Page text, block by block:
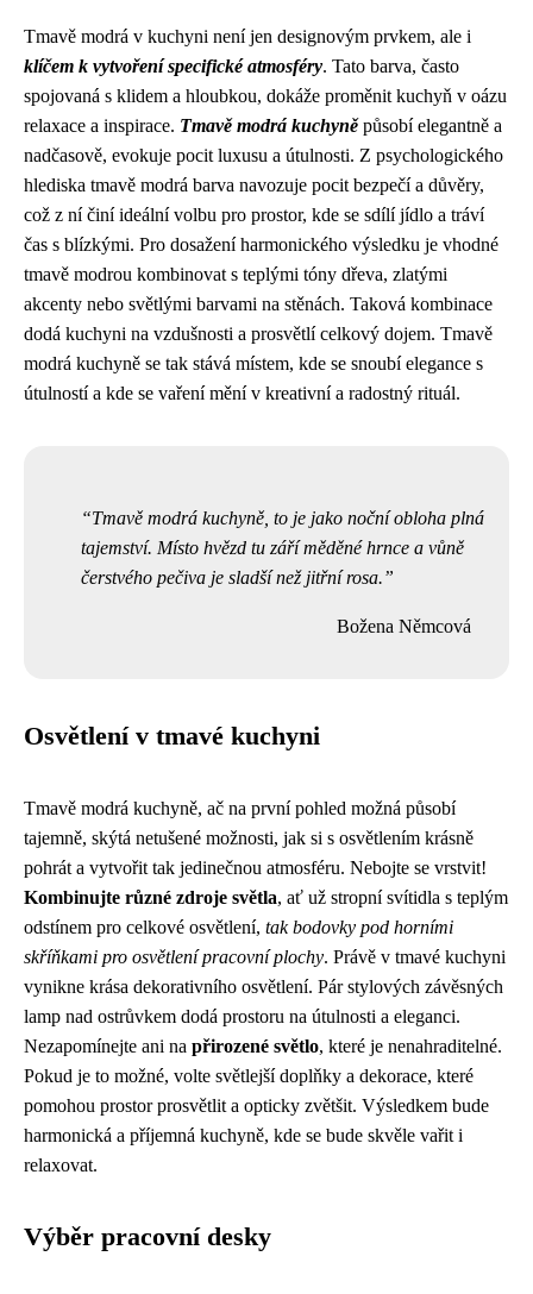
Tmavě modrá v kuchyni není jen designovým prvkem, ale i
klíčem k vytvoření specifické atmosféry. Tato barva, často
spojovaná s klidem a hloubkou, dokáže proměnit kuchyň v oázu
relaxace a inspirace. Tmavě modrá kuchyněpůsobí elegantně a
nadčasově, evokuje pocit luxusu a útulnosti. Z psychologického
hlediska tmavě modrá barva navozuje pocit bezpečí a důvěry,
což z ní činí ideální volbu pro prostor, kde se sdílí jídlo a tráví
čas s blízkými. Pro dosažení harmonického výsledku je vhodné
tmavě modrou kombinovat s teplými tóny dřeva, zlatými
akcenty nebo světlými barvami na stěnách. Taková kombinace
dodá kuchyni na vzdušnosti a prosvětlí celkový dojem. Tmavě
modrá kuchyně se tak stává místem, kde se snoubí elegance s
útulností a kde se vaření mění v kreativní a radostný rituál.
Tmavě modrá kuchyně, to je jako noční obloha plná
tajemství. Místo hvězd tu září měděné hrnce a vůně
čerstvého pečiva je sladší než jitřní rosa.
Božena Němcová
Osvětlení v tmavé kuchyni
Tmavě modrá kuchyně, ač na první pohled možná působí
tajemně, skýtá netušené možnosti, jak si s osvětlením krásně
pohrát a vytvořit tak jedinečnou atmosféru. Nebojte se vrstvit!
Kombinujte různé zdroje světla, ať už stropní svítidla s teplým
odstínem pro celkové osvětlení, tak bodovky pod horními
skříňkami pro osvětlení pracovní plochy. Právě v tmavé kuchyni
vynikne krása dekorativního osvětlení. Pár stylových závěsných
lamp nad ostrůvkem dodá prostoru na útulnosti a eleganci.
Nezapomínejte ani na přirozené světlo, které je nenahraditelné.
Pokud je to možné, volte světlejší doplňky a dekorace, které
pomohou prostor prosvětlit a opticky zvětšit. Výsledkem bude
harmonická a příjemná kuchyně, kde se bude skvěle vařit i
relaxovat.
Výběr pracovní desky